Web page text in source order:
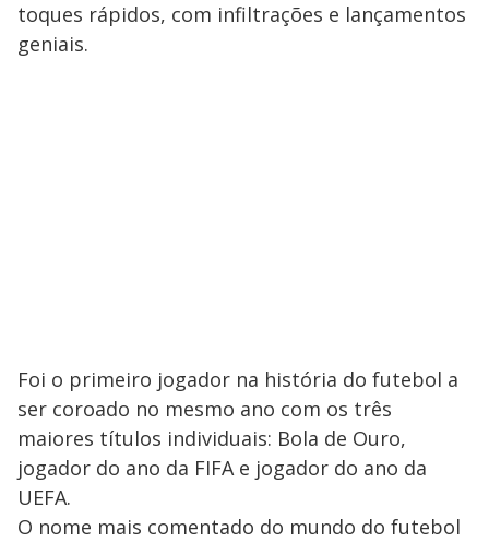
toques rápidos, com infiltrações e lançamentos
geniais.
Foi o primeiro jogador na história do futebol a
ser coroado no mesmo ano com os três
maiores títulos individuais: Bola de Ouro,
jogador do ano da FIFA e jogador do ano da
UEFA.
O nome mais comentado do mundo do futebol